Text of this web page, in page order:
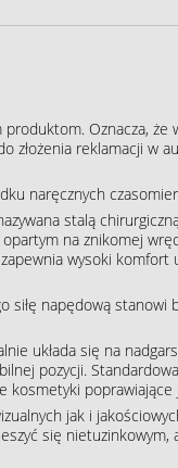
Oznacza, że
złożenia reklamacji w
naręcznych
stalą
na znikomej
wysoki komfort
siłę napędową stanowi
układa się na
pozycji.
kosmetyki poprawiające
jak i
się nietuzinkowym,